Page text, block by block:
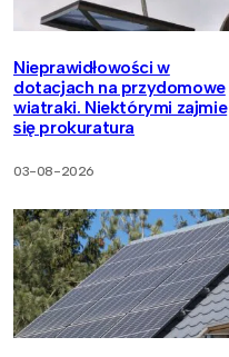
Nieprawidłowości w
dotacjach na przydomowe
wiatraki. Niektórymi zajmie
się prokuratura
03-08-2026